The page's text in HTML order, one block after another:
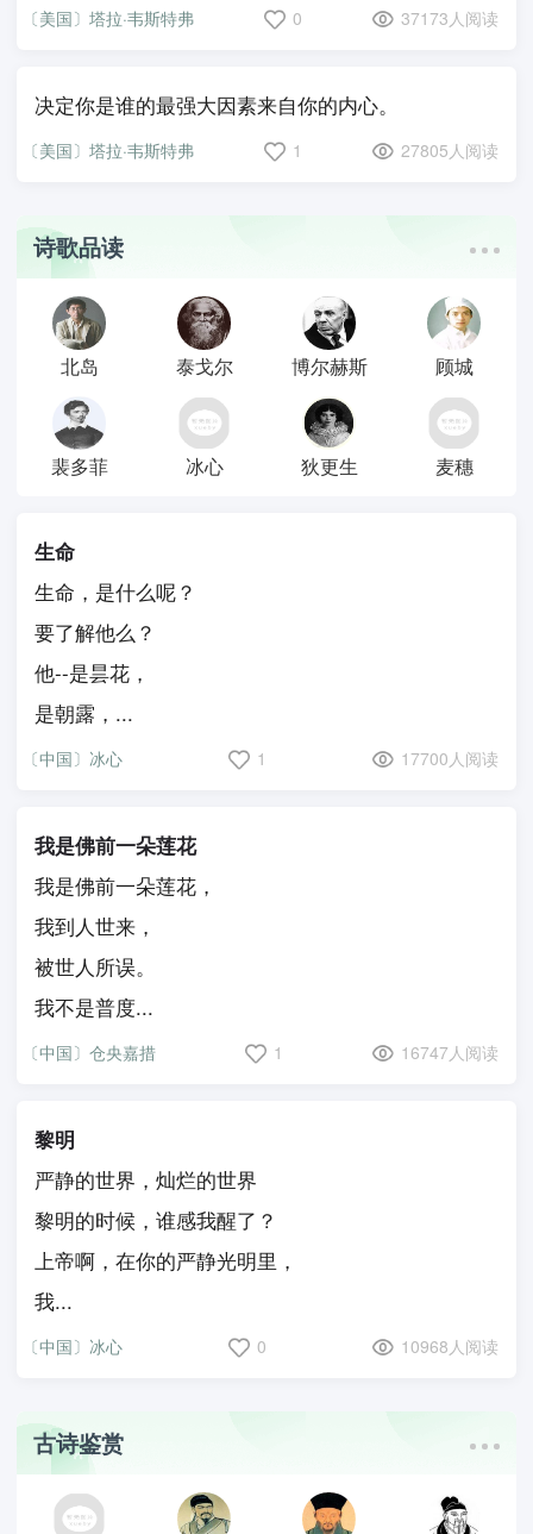
〔美国〕塔拉·韦斯特弗 0 37173人阅读
决定你是谁的最强大因素来自你的内心。
〔美国〕塔拉·韦斯特弗 1 27805人阅读
诗歌品读
北岛 泰戈尔 博尔赫斯 顾城
裴多菲 冰心 狄更生 麦穗
生命
生命，是什么呢？
要了解他么？
他--是昙花，
是朝露，...
〔中国〕冰心 1 17700人阅读
我是佛前一朵莲花
我是佛前一朵莲花，
我到人世来，
被世人所误。
我不是普度...
〔中国〕仓央嘉措 1 16747人阅读
黎明
严静的世界，灿烂的世界
黎明的时候，谁感我醒了？
上帝啊，在你的严静光明里，
我...
〔中国〕冰心 0 10968人阅读
古诗鉴赏